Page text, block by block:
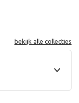
bekijk alle collecties